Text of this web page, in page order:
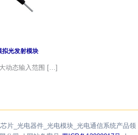
拟光发射模块
动态输入范围 […]
片_光电器件_光电模块_光电通信系统产品领